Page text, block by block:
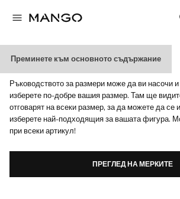
Преминете към основното съдържание
КАКЪВ Е МОЯТ РАЗМЕР?
Ръководството за размери може да ви насочи
изберете по-добре вашия размер. Там ще
отговарят на всеки размер, за да можете да се
изберете най-подходящия за вашата фигура.
при всеки артикул!
ПРЕГЛЕД НА МЕРКИТЕ